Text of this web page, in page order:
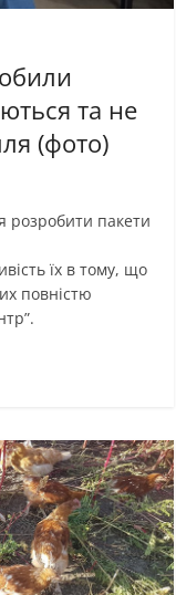
та не
(фото)
розробити пакети
їх в тому, що
повністю